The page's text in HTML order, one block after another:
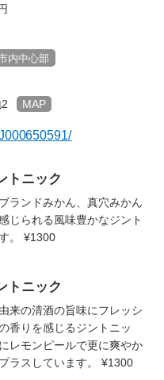
内中心部
MAP
トニック
ランドみかん、真穴みかん
じられる風味豊かなジント
。 ¥1300
トニック
来の清酒の旨味にフレッシ
香りを感じるジントニッ
レモンピールで更に爽やか
ラスしています。 ¥1300